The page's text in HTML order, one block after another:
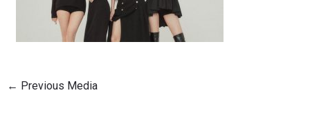
← Previous Media